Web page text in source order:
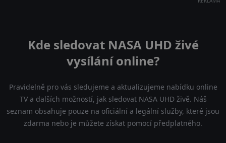
Kde sledovat NASA UHD živé
vysílání online?
Pravidelně pro vás sledujeme a aktualizujeme nabídku online
TV a dalších možností, jak sledovat NASA UHD živě. Náš
seznam obsahuje pouze na oficiální a legální služby, které jsou
zdarma nebo je můžete získat pomocí předplatného.